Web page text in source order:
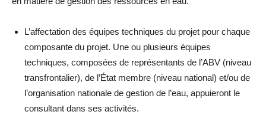
L’affectation des équipes techniques du projet pour chaque
composante du projet. Une ou plusieurs équipes
techniques, composées de représentants de l’ABV (niveau
transfrontalier), de l’État membre (niveau national) et/ou de
l’organisation nationale de gestion de l’eau, appuieront le
consultant dans ses activités.